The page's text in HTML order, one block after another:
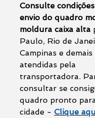
Consulte
envio do quadro
moldura caixa alta
Paulo, Rio de
Campinas e
atendidas pela
transportadora.
consultar se
quadro pronto
cidade - Clique